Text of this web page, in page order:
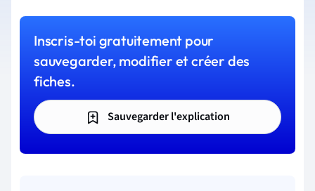
Inscris-toi gratuitement pour
sauvegarder, modifier et créer des
fiches.
Sauvegarder l'explication